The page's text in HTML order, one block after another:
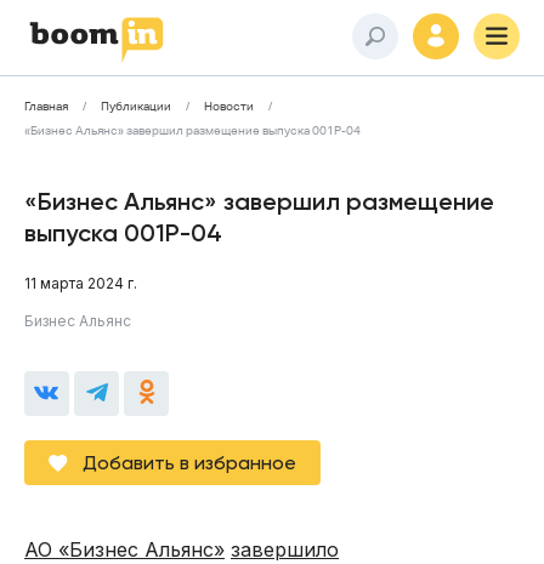
Главная Публикации
Новости
«Бизнес Альянс» завершил размещение выпуска 001Р-04
«Бизнес Альянс» завершил размещение
выпуска 001Р-04
11 марта 2024 г.
Бизнес Альянс
Добавить в избранное
АО «Бизнес Альянс» завершило